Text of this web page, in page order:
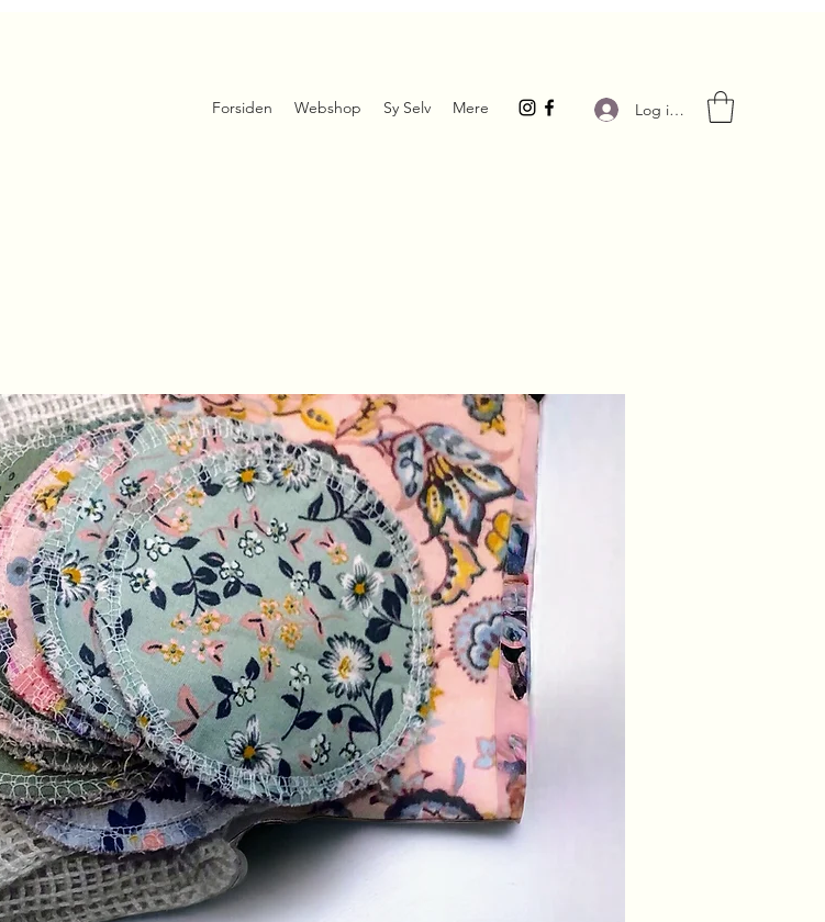
Forsiden Webshop Sy Selv Mere Log ind